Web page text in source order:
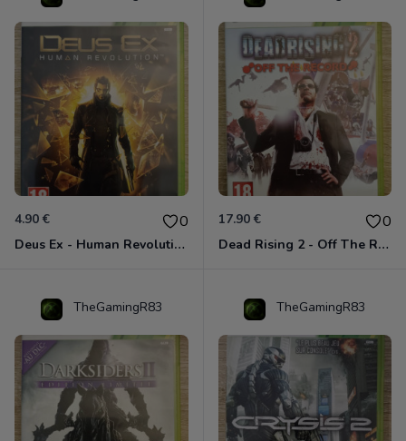
4.90 € 0
Deus Ex - Human Revolution Xbox 360
17.90 € 0
Dead Rising 2 - Off The Record Xbox 360
TheGamingR83 TheGamingR83